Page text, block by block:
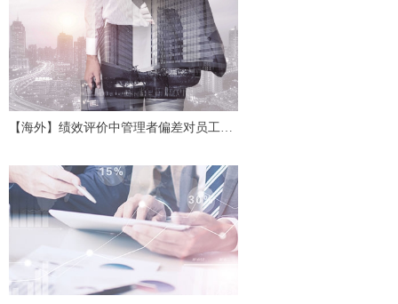
【海外】绩效评价中管理者偏差对员工努